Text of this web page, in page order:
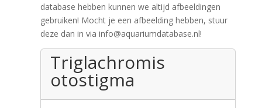
database hebben kunnen we altijd afbeeldingen
gebruiken! Mocht je een afbeelding hebben, stuur
deze dan in via info@aquariumdatabase.nl!
Triglachromis
otostigma